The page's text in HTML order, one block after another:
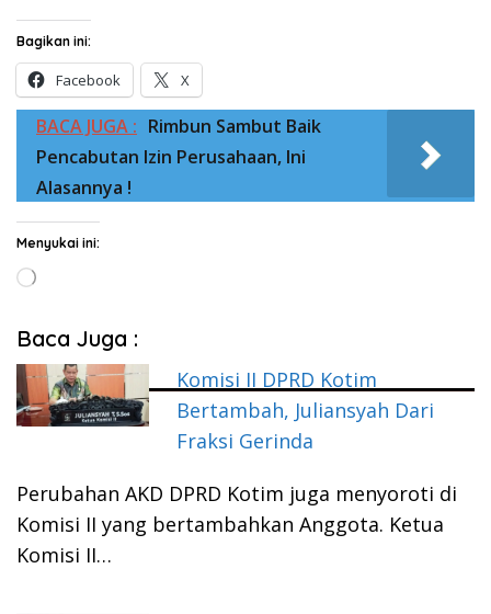
Bagikan ini:
Facebook X
BACA JUGA : Rimbun Sambut Baik
Pencabutan Izin Perusahaan, Ini
Alasannya !
Menyukai ini:
Memuat...
Baca Juga :
Komisi II DPRD Kotim
Bertambah, Juliansyah Dari
Fraksi Gerinda
Perubahan AKD DPRD Kotim juga menyoroti di
Komisi II yang bertambahkan Anggota. Ketua
Komisi II…